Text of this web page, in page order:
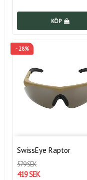
KÖP
- 28%
SwissEye Raptor
579 SEK
419 SEK